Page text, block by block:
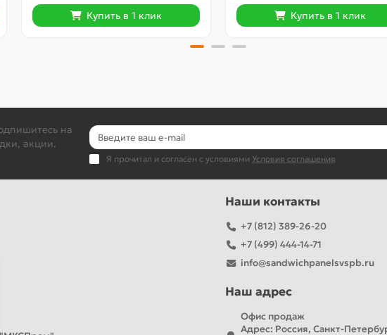
Купить в 1 клик Купить в 1 клик
на
акции.
Я прочитал и согласен с условиями Условия соглашения
Наши контакты
+7 (812) 389-26-20
+7 (499) 444-14-71
info@sandwichpanelsvspb.ru
Наш адрес
Офис продаж
Адрес: Россия, Санкт-